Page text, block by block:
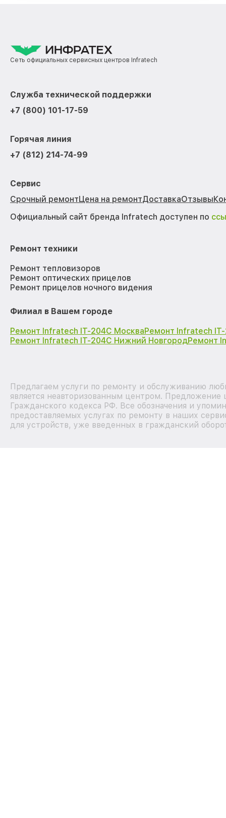
Сеть официальных сервисных центров Infratech
Служба технической поддержки
+7 (800) 101-17-59
Горячая линия
+7 (812) 214-74-99
Сервис
Срочный ремонтЦена на ремонтДоставкаОтзывы
Официальный сайт бренда Infratech доступен по
Ремонт техники
Ремонт тепловизоров
Ремонт оптических прицелов
Ремонт прицелов ночного видения
Филиал в Вашем городе
Ремонт Infratech IT-204C МоскваРемонт Infratech
Ремонт Infratech IT-204C Нижний НовгородРемонт
Предлагаем услуги по ремонту и обслуживанию
является неавторизованным центром.
Гражданского кодекса РФ. Все обозначения и
предоставляемых услугах по ремонту в наших
для устройств, уже введенных в гражданский